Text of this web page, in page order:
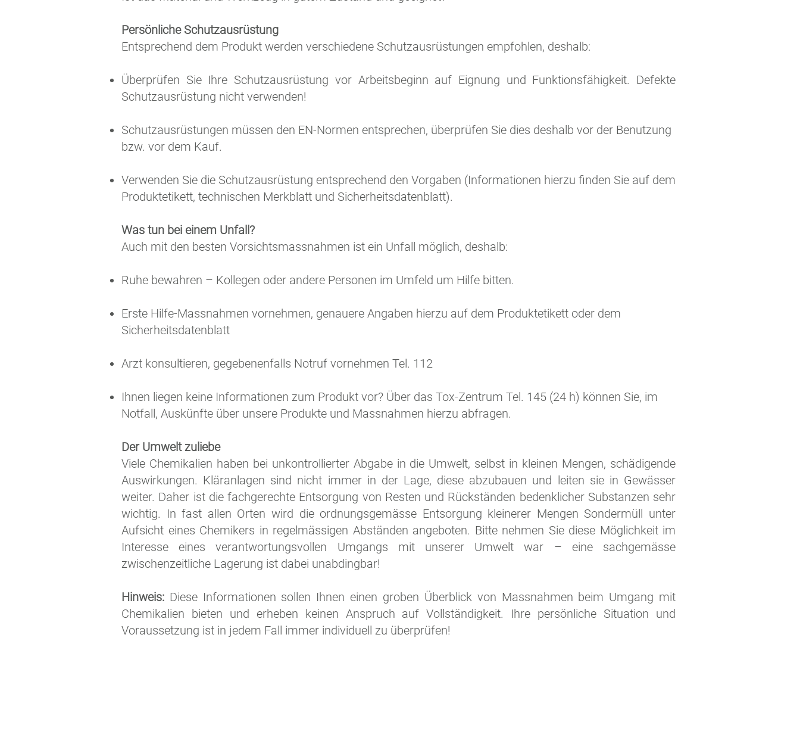
Persönliche Schutzausrüstung
Entsprechend dem Produkt werden verschiedene Schutzausrüstungen empfohlen, deshalb:
Überprüfen Sie Ihre Schutzausrüstung vor Arbeitsbeginn auf Eignung und Funktionsfähigkeit. Defekte
Schutzausrüstung nicht verwenden!
Schutzausrüstungen müssen den EN-Normen entsprechen, überprüfen Sie dies deshalb vor der Benutzung
bzw. vor dem Kauf.
Verwenden Sie die Schutzausrüstung entsprechend den Vorgaben (Informationen hierzu finden Sie auf dem
Produktetikett, technischen Merkblatt und Sicherheitsdatenblatt).
Was tun bei einem Unfall?
Auch mit den besten Vorsichtsmassnahmen ist ein Unfall möglich, deshalb:
Ruhe bewahren – Kollegen oder andere Personen im Umfeld um Hilfe bitten.
Erste Hilfe-Massnahmen vornehmen, genauere Angaben hierzu auf dem Produktetikett oder dem
Sicherheitsdatenblatt
Arzt konsultieren, gegebenenfalls Notruf vornehmen Tel. 112
Ihnen liegen keine Informationen zum Produkt vor? Über das Tox-Zentrum Tel. 145 (24 h) können Sie, im
Notfall, Auskünfte über unsere Produkte und Massnahmen hierzu abfragen.
Der Umwelt zuliebe
Viele Chemikalien haben bei unkontrollierter Abgabe in die Umwelt, selbst in kleinen Mengen, schädigende
Auswirkungen. Kläranlagen sind nicht immer in der Lage, diese abzubauen und leiten sie in Gewässer
weiter. Daher ist die fachgerechte Entsorgung von Resten und Rückständen bedenklicher Substanzen sehr
wichtig. In fast allen Orten wird die ordnungsgemässe Entsorgung kleinerer Mengen Sondermüll unter
Aufsicht eines Chemikers in regelmässigen Abständen angeboten. Bitte nehmen Sie diese Möglichkeit im
Interesse eines verantwortungsvollen Umgangs mit unserer Umwelt war – eine sachgemässe
zwischenzeitliche Lagerung ist dabei unabdingbar!
Hinweis: Diese Informationen sollen Ihnen einen groben Überblick von Massnahmen beim Umgang mit
Chemikalien bieten und erheben keinen Anspruch auf Vollständigkeit. Ihre persönliche Situation und
Voraussetzung ist in jedem Fall immer individuell zu überprüfen!